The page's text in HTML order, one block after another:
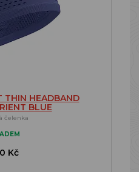
THIN HEADBAND
BLUE
čelenka
Kč